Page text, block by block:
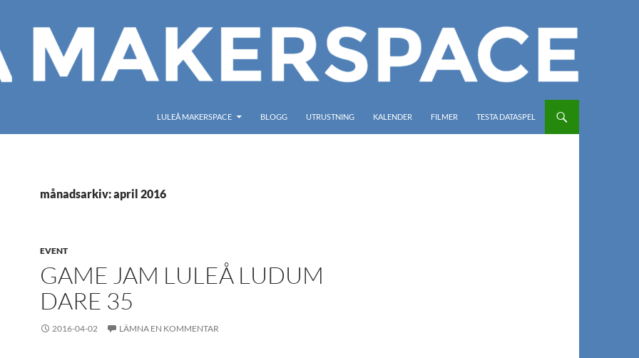
LULEÅ MAKERSPACE BLOGG UTRUSTNING KALENDER FILMER TESTA DATASPEL
månadsarkiv: april 2016
EVENT
GAME JAM LULEÅ LUDUM
DARE 35
2016-04-02 LÄMNA EN KOMMENTAR